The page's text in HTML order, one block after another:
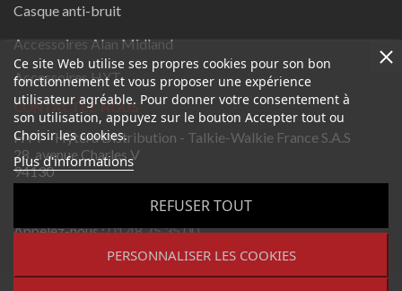
Casque anti-bruit
Accessoires Alan Midland
Accessoires HYT
CONTACTEZ NOUS
HYT - Hytera Distribution - Talkie-Walkie France S.A.S
28, avenue Charles V
94130
Nogent-sur-Marne
Appelez-nous :01 48 75 35 00
Envoyez-nous un email:contact@talkie-walkie-france.fr
Ce site Web utilise ses propres cookies pour son bon
fonctionnement et vous proposer une expérience
utilisateur agréable. Pour donner votre consentement à
son utilisation, appuyez sur le bouton Accepter tout ou
Choisir les cookies.
Plus d'informations
REFUSER TOUT
PERSONNALISER LES COOKIES
Copyright 2023 - Tous droits réservés. Leader national en